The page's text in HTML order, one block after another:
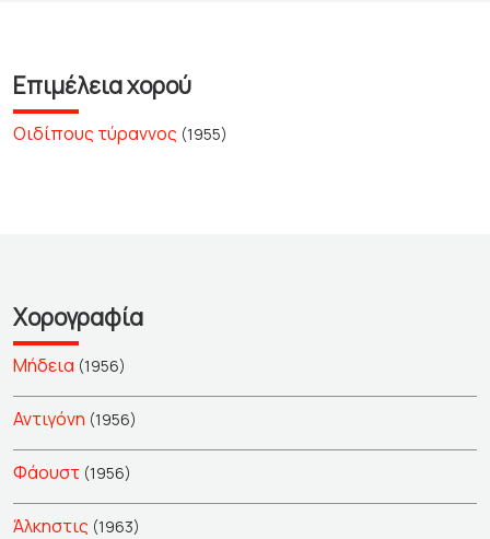
Επιμέλεια χορού
Οιδίπους τύραννος (1955)
Χορογραφία
Μήδεια (1956)
Αντιγόνη (1956)
Φάουστ (1956)
Άλκηστις (1963)